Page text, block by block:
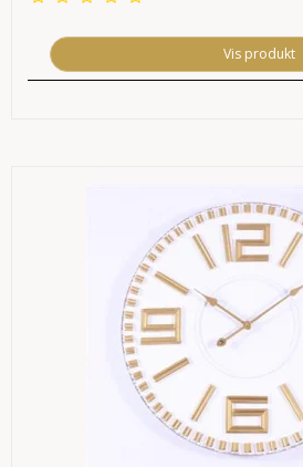
Vis produkt